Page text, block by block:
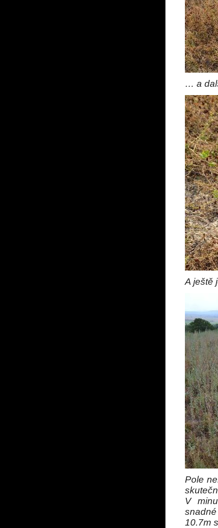
… a
A ještě
Pole
V
10.7m